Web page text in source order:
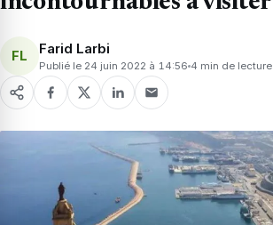
FL Farid Larbi
Publié le 24 juin 2022 à 14:56 4 min de lecture